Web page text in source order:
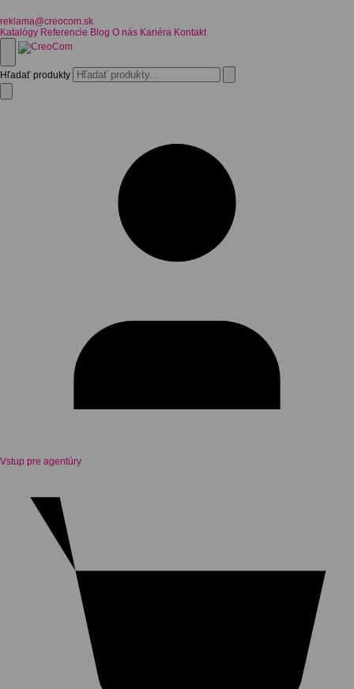
reklama@creocom.sk
Katalógy Referencie Blog O nás Kariéra Kontakt
Hľadať produkty
Vstup pre agentúry